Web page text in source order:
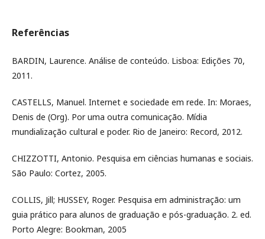
Referências
BARDIN, Laurence. Análise de conteúdo. Lisboa: Edições 70,
2011.
CASTELLS, Manuel. Internet e sociedade em rede. In: Moraes,
Denis de (Org). Por uma outra comunicação. Mídia
mundialização cultural e poder. Rio de Janeiro: Record, 2012.
CHIZZOTTI, Antonio. Pesquisa em ciências humanas e sociais.
São Paulo: Cortez, 2005.
COLLIS, Jill; HUSSEY, Roger. Pesquisa em administração: um
guia prático para alunos de graduação e pós-graduação. 2. ed.
Porto Alegre: Bookman, 2005